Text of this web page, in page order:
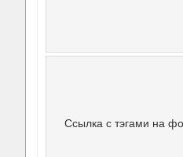
Ссылка с тэгами на